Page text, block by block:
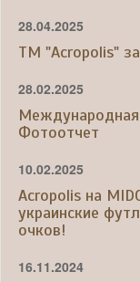
28.04.2025
ТМ "Acropolis"
28.02.2025
Международная
Фотоотчет
10.02.2025
Acropolis на
украинские
очков!
16.11.2024